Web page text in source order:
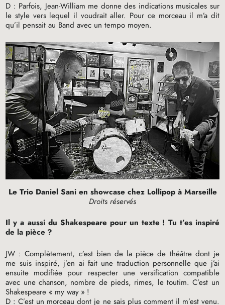
D : Parfois, Jean-William me donne des indications musicales sur
le style vers lequel il voudrait aller. Pour ce morceau il m’a dit
qu’il pensait au Band avec un tempo moyen.
Le Trio Daniel Sani en showcase chez Lollipop à Marseille
Droits réservés
Il y a aussi du Shakespeare pour un texte ! Tu t’es inspiré
de la pièce ?
JW : Complètement, c’est bien de la pièce de théâtre dont je
me suis inspiré, j’en ai fait une traduction personnelle que j’ai
ensuite modifiée pour respecter une versification compatible
avec une chanson, nombre de pieds, rimes, le toutim. C’est un
Shakespeare « my way » !
D : C’est un morceau dont je ne sais plus comment il m’est venu.